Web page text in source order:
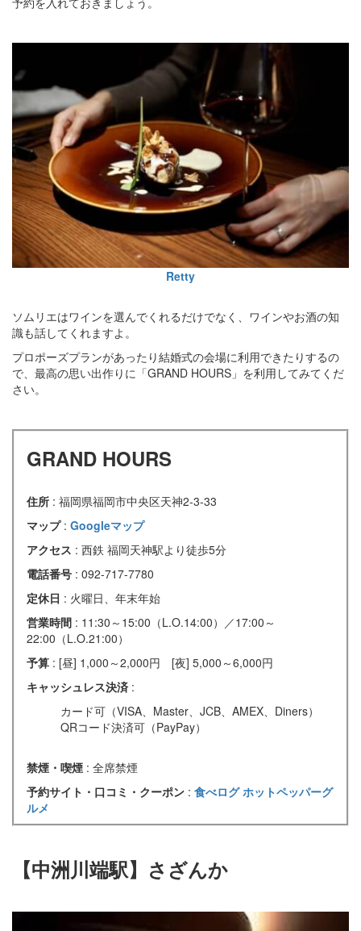
Retty
ソムリエはワインを選んでくれるだけでなく、ワインやお酒の知
識も話してくれますよ。
プロポーズプランがあったり結婚式の会場に利用できたりするの
で、最高の思い出作りに「GRAND HOURS」を利用してみてくだ
さい。
GRAND HOURS
住所 : 福岡県福岡市中央区天神2-3-33
マップ : Googleマップ
アクセス : 西鉄 福岡天神駅より徒歩5分
電話番号 : 092-717-7780
定休日 : 火曜日、年末年始
営業時間 : 11:30～15:00（L.O.14:00）／17:00～
22:00（L.O.21:00）
予算 : [昼] 1,000～2,000円 [夜] 5,000～6,000円
キャッシュレス決済 :
カード可（VISA、Master、JCB、AMEX、Diners）
QRコード決済可（PayPay）
禁煙・喫煙 : 全席禁煙
予約サイト・口コミ・クーポン : 食べログホットペッパーグ
ルメ
【中洲川端駅】さざんか